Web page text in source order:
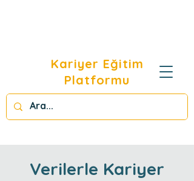
Kariyer Eğitim
Platformu
Verilerle Kariyer